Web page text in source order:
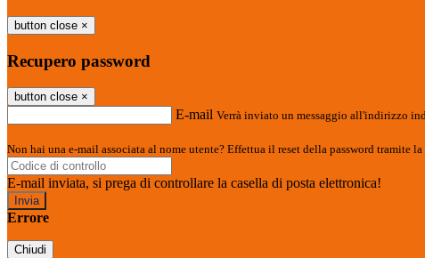
button close ×
Recupero password
button close ×
E-mail Verrà inviato un messaggio all'indirizzo
Non hai una e-mail associata al nome utente? Effettua il reset della password tramite la
E-mail inviata, si prega di controllare la casella di posta elettronica!
Errore
Chiudi